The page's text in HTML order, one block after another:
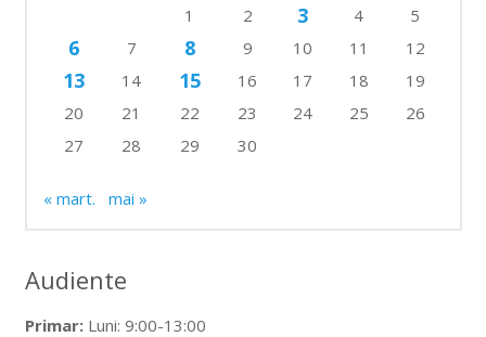
1 2 3 4 5
6 7 8 9 10 11 12
13 14 15 16 17 18
19
20
21 22 23 24 25
26
27
28 29 30
« mart. mai »
Audiente
Primar:Luni: 9:00-13:00